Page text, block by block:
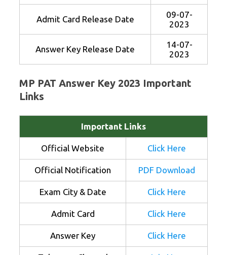
Admit Card Release Date
09-07-
2023
Answer Key Release Date
14-07-
2023
MP PAT Answer Key 2023 Important
Links
Important Links
Official Website Click Here
Official Notification PDF Download
Exam City & Date Click Here
Admit Card Click Here
Answer Key Click Here